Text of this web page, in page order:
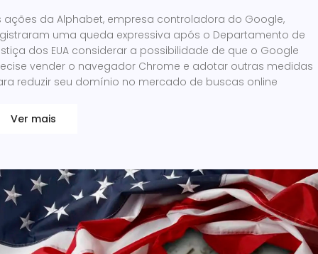
ações da Alphabet, empresa controladora do Google,
uma queda expressiva após o Departamento de
dos EUA considerar a possibilidade de que o Google
vender o navegador Chrome e adotar outras medidas
reduzir seu domínio no mercado de buscas online
Ver mais